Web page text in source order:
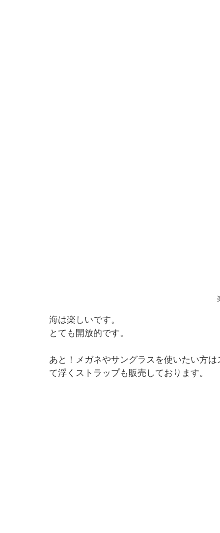
海は楽しいです。
とても開放的です。
あと！メガネやサングラスを使いたい方
て浮くストラップも販売しております。